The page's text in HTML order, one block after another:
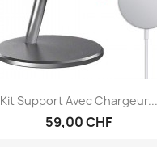
Aperçu rapide
Kit Support Avec Chargeur...
59,00 CHF